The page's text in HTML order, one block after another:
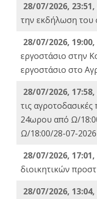
28/07/2026,
την εκδήλωση του
28/07/2026,
εργοστάσιο στην
εργοστάσιο στο
28/07/2026,
τις αγροτοδασικές
24ωρου από Ω/
Ω/18:00/28-07-2026
28/07/2026,
διοικητικών
28/07/2026,